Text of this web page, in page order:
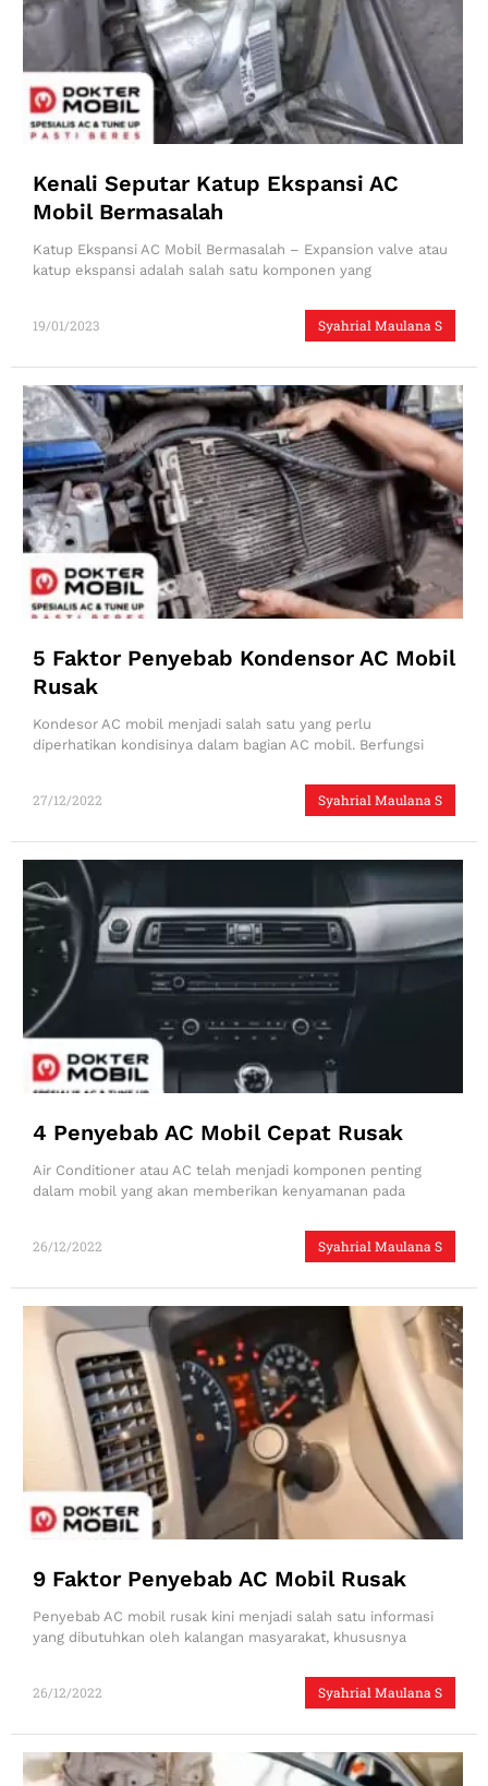
Kenali Seputar Katup Ekspansi AC
Mobil Bermasalah
Syahrial Maulana S
19/01/2023
Katup Ekspansi AC Mobil Bermasalah – Expansion valve atau
katup ekspansi adalah salah satu komponen yang
5 Faktor Penyebab Kondensor AC Mobil
Rusak
Syahrial Maulana S
27/12/2022
Kondesor AC mobil menjadi salah satu yang perlu
diperhatikan kondisinya dalam bagian AC mobil. Berfungsi
4 Penyebab AC Mobil Cepat Rusak
Syahrial Maulana S
26/12/2022
Air Conditioner atau AC telah menjadi komponen penting
dalam mobil yang akan memberikan kenyamanan pada
9 Faktor Penyebab AC Mobil Rusak
Syahrial Maulana S
26/12/2022
Penyebab AC mobil rusak kini menjadi salah satu informasi
yang dibutuhkan oleh kalangan masyarakat, khususnya